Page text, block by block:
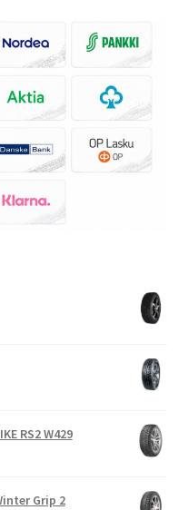
RS2 W429
Grip 2